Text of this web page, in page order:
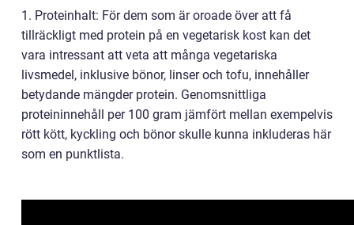
1. Proteinhalt: För dem som är oroade över att få
tillräckligt med protein på en vegetarisk kost kan det
vara intressant att veta att många vegetariska
livsmedel, inklusive bönor, linser och tofu, innehåller
betydande mängder protein. Genomsnittliga
proteininnehåll per 100 gram jämfört mellan exempelvis
rött kött, kyckling och bönor skulle kunna inkluderas här
som en punktlista.